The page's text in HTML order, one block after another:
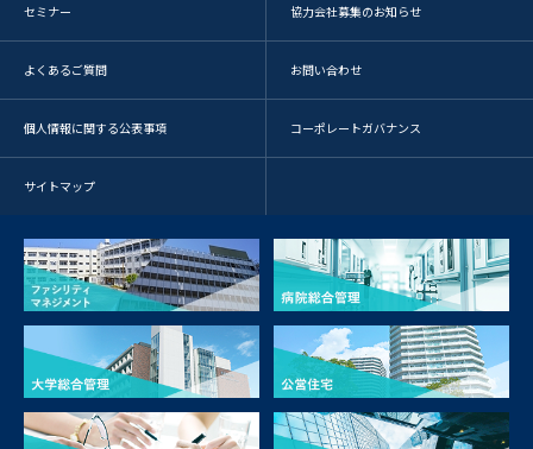
セミナー 協力会社募集のお知らせ
よくあるご質問 お問い合わせ
個人情報に関する公表事項 コーポレートガバナンス
サイトマップ